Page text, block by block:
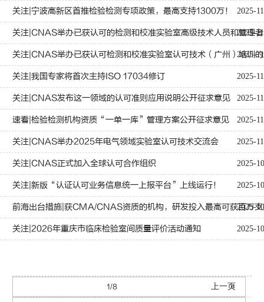
关注|宁波高新区首推检验检测专项政策，最高支持1300万！ 2025-
关注|CNAS举办已获认可的检测和校准实验室高级技术人员和管理
2025-
关注|CNAS举办已获认可检测和校准实验室认可技术（广州）培训
2025-
关注|我国专家将首次主持ISO 17034修订 2025-
关注|CNAS发布这一领域的认可准则应用说明公开征求意见 2025-
速看|检验检测机构资质“一单一库”管理方案公开征求意见 2025-
关注|CNAS举办2025年电气领域实验室认可技术交流会 2025-
关注|CNAS正式加入全球认可合作组织 2025-
关注|新版“认证认可业务信息统一上报平台”上线运行！ 2025-
前海出台措施|获CMA/CNAS资质的机构，研发投入最高可获百万
2025-
关注|2026年重庆市临床检验室间质量评价活动通知 2025-
«
上一页
1/8